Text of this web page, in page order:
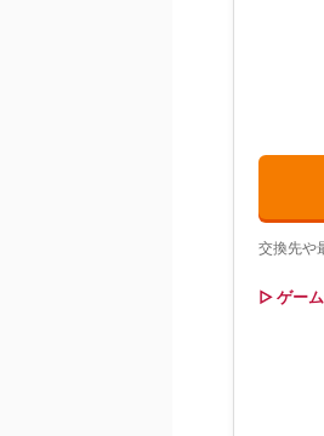
交換先や
▷ ゲー